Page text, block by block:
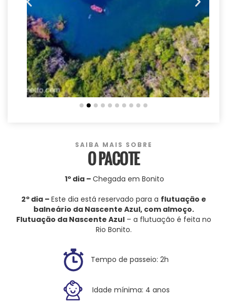
SAIBA MAIS SOBRE
O PACOTE
1º dia – Chegada em Bonito
2º dia – Este dia está reservado para a flutuação e
balneário da Nascente Azul, com almoço.
Flutuação da Nascente Azul– a flutuação é feita no
Rio Bonito.
Tempo de passeio: 2h
Idade mínima: 4 anos